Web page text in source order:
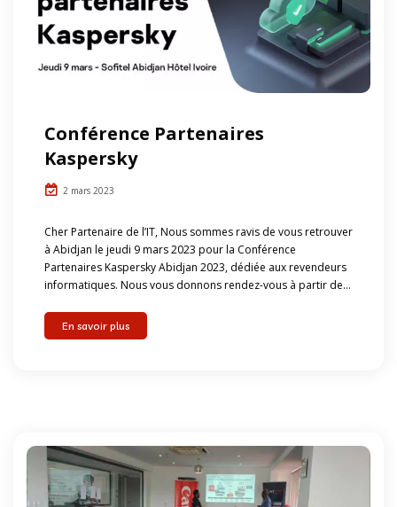
Conférence Partenaires
Kaspersky
2 mars 2023
Cher Partenaire de l’IT, Nous sommes ravis de vous retrouver
à Abidjan le jeudi 9 mars 2023 pour la Conférence
Partenaires Kaspersky Abidjan 2023, dédiée aux revendeurs
informatiques. Nous vous donnons rendez-vous à partir de...
En savoir plus